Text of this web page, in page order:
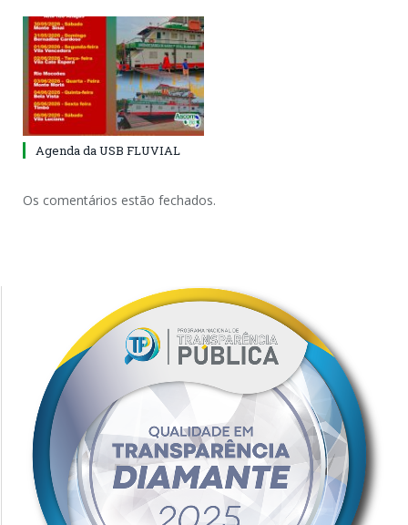
Agenda da USB FLUVIAL
Os comentários estão fechados.